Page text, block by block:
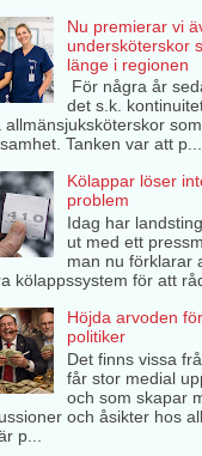
Nu premierar vi
undersköterskor
länge i regionen
För några år
det s.k.
allmänsjuksköterskor
Tanken var att p...
Kölappar löser
problem
Idag har
ut med ett
man nu förklarar
kölappssystem för att
Höjda arvoden
politiker
Det finns vissa
får stor medial
och som skapar
och åsikter hos
p...